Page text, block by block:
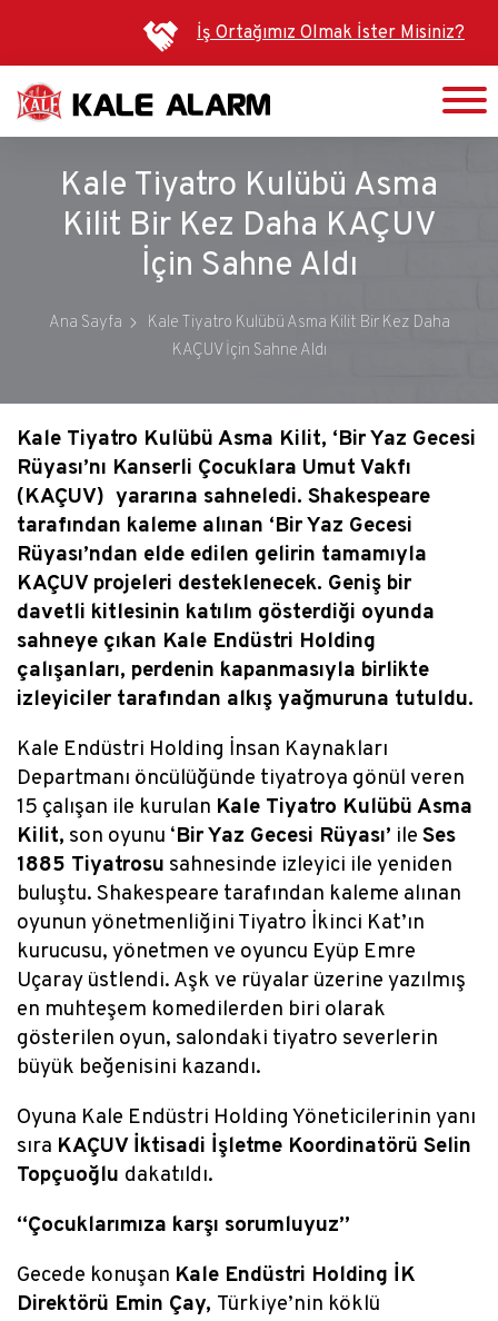
atla
İş Ortağımız Olmak İster Misiniz?
Kale Tiyatro Kulübü Asma
Kilit Bir Kez Daha KAÇUV
İçin Sahne Aldı
Ana Sayfa
Kale Tiyatro Kulübü Asma Kilit Bir Kez Daha
KAÇUV İçin Sahne Aldı
Kale Tiyatro Kulübü Asma Kilit, ‘Bir Yaz Gecesi
Rüyası’nı Kanserli Çocuklara Umut Vakfı
(KAÇUV) yararına sahneledi. Shakespeare
tarafından kaleme alınan ‘Bir Yaz Gecesi
Rüyası’ndan elde edilen gelirin tamamıyla
KAÇUV projeleri desteklenecek. Geniş bir
davetli kitlesinin katılım gösterdiği oyunda
sahneye çıkan Kale Endüstri Holding
çalışanları, perdenin kapanmasıyla birlikte
izleyiciler tarafından alkış yağmuruna tutuldu.
Kale Endüstri Holding İnsan Kaynakları
Departmanı öncülüğünde tiyatroya gönül veren
15 çalışan ile kurulan Kale Tiyatro Kulübü Asma
Kilit, son oyunu ‘Bir Yaz Gecesi Rüyası’ ile Ses
1885 Tiyatrosu sahnesinde izleyici ile yeniden
buluştu. Shakespeare tarafından kaleme alınan
oyunun yönetmenliğini Tiyatro İkinci Kat’ın
kurucusu, yönetmen ve oyuncu Eyüp Emre
Uçaray üstlendi. Aşk ve rüyalar üzerine yazılmış
en muhteşem komedilerden biri olarak
gösterilen oyun, salondaki tiyatro severlerin
büyük beğenisini kazandı.
Oyuna Kale Endüstri Holding Yöneticilerinin yanı
sıra KAÇUV İktisadi İşletme Koordinatörü Selin
Topçuoğlu dakatıldı.
“Çocuklarımıza karşı sorumluyuz”
Gecede konuşan Kale Endüstri Holding İK
Direktörü Emin Çay, Türkiye’nin köklü